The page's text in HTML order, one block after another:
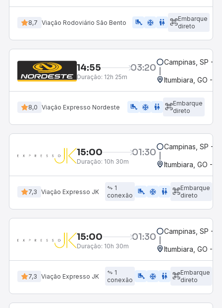
8,7 Viação Rodoviário São Bento airline_seat_legroom_extra ac_unit wc
Embarque
direto
14:55 03:20
Duração: 12h 25m
Campinas, SP -
Itumbiara, GO -
8,0 Viação Expresso Nordeste airline_seat_legroom_extra ac_unit WC
Embarque
direto
15:00 01:30
Duração: 10h 30m
Campinas, SP -
Itumbiara, GO -
7,3 Viação Expresso JK
1
conexão
airline_seat_legroom_extra ac_unit WC
Embarque
direto
15:00 01:30
Duração: 10h 30m
Campinas, SP -
Itumbiara, GO -
7,3 Viação Expresso JK
1
conexão
airline_seat_legroom_extra ac_unit wc
Embarque
direto